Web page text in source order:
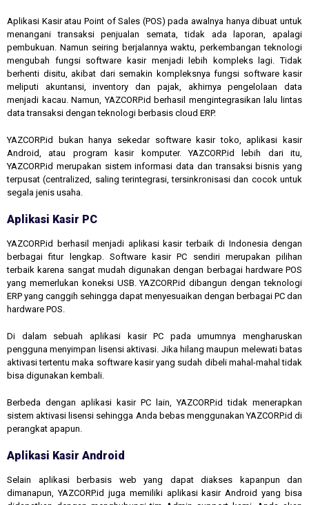
Aplikasi Kasir atau Point of Sales (POS) pada awalnya hanya dibuat untuk
menangani transaksi penjualan semata, tidak ada laporan, apalagi
pembukuan. Namun seiring berjalannya waktu, perkembangan teknologi
mengubah fungsi software kasir menjadi lebih kompleks lagi. Tidak
berhenti disitu, akibat dari semakin kompleksnya fungsi software kasir
meliputi akuntansi, inventory dan pajak, akhirnya pengelolaan data
menjadi kacau. Namun, YAZCORP.id berhasil mengintegrasikan lalu lintas
data transaksi dengan teknologi berbasis cloud ERP.
YAZCORP.id bukan hanya sekedar software kasir toko, aplikasi kasir
Android, atau program kasir komputer. YAZCORP.id lebih dari itu,
YAZCORP.id merupakan sistem informasi data dan transaksi bisnis yang
terpusat (centralized, saling terintegrasi, tersinkronisasi dan cocok untuk
segala jenis usaha.
Aplikasi Kasir PC
YAZCORP.id berhasil menjadi aplikasi kasir terbaik di Indonesia dengan
berbagai fitur lengkap. Software kasir PC sendiri merupakan pilihan
terbaik karena sangat mudah digunakan dengan berbagai hardware POS
yang memerlukan koneksi USB. YAZCORP.id dibangun dengan teknologi
ERP yang canggih sehingga dapat menyesuaikan dengan berbagai PC dan
hardware POS.
Di dalam sebuah aplikasi kasir PC pada umumnya mengharuskan
pengguna menyimpan lisensi aktivasi. Jika hilang maupun melewati batas
aktivasi tertentu maka software kasir yang sudah dibeli mahal-mahal tidak
bisa digunakan kembali.
Berbeda dengan aplikasi kasir PC lain, YAZCORP.id tidak menerapkan
sistem aktivasi lisensi sehingga Anda bebas menggunakan YAZCORP.id di
perangkat apapun.
Aplikasi Kasir Android
Selain aplikasi berbasis web yang dapat diakses kapanpun dan
dimanapun, YAZCORP.id juga memiliki aplikasi kasir Android yang bisa